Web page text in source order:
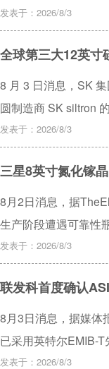
方向。随着产业竞争
能机器人正在成为智
发表于：2026/8/3
全球第三大12英寸
8 月 3 日消息，SK
圆制造商 SK siltron
发表于：2026/8/3
三星8英寸氮化镓
8月2日消息，据
生产阶段遭遇可靠性
发表于：2026/8/3
联发科首度确认
8月3日消息，据媒体
已采用英特尔EMIB-T
发表于：2026/8/3